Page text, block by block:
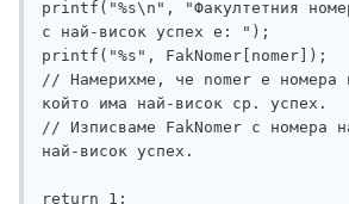
printf("%s\n", "Факултетния
с най-висок успех е: ");
printf("%s", FakNomer[nomer]);
// Намерихме, че nomer е номера
който има най-висок ср. успех.
// Изписваме FakNomer с номера
най-висок успех.
return 1;